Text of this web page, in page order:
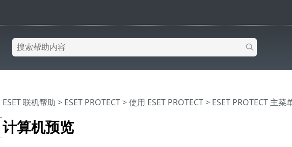
计算机预览
ESET 联机帮助 > ESET PROTECT>使用 ESET PROTECT> ESET PROTECT 主菜